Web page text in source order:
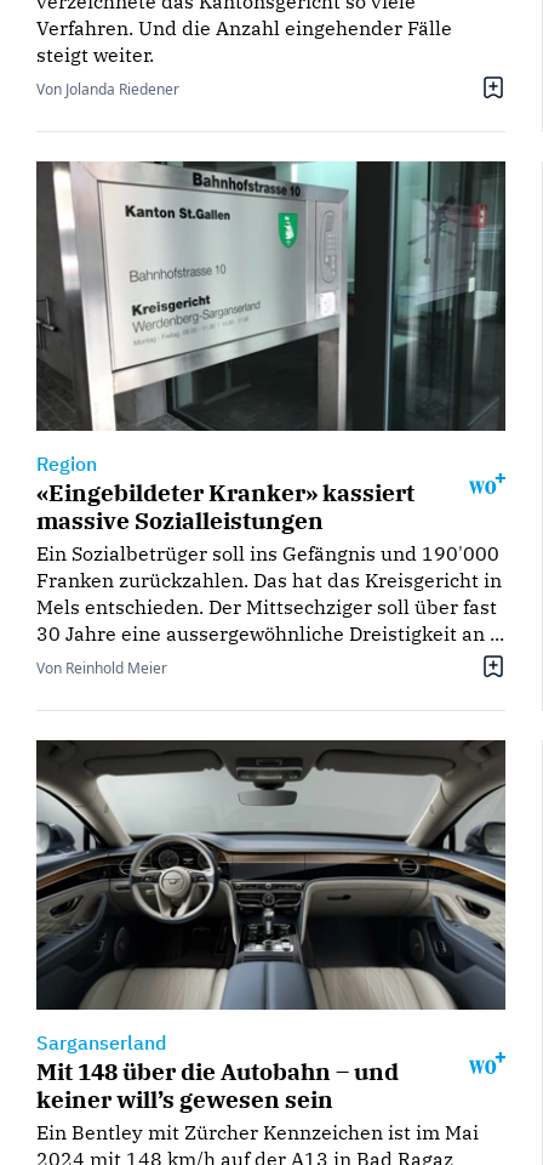
Verfahren. Und die Anzahl eingehender Fälle
steigt weiter.
Von Jolanda Riedener
Region
«Eingebildeter Kranker» kassiert
massive Sozialleistungen
Ein Sozialbetrüger soll ins Gefängnis und 190'000
Franken zurückzahlen. Das hat das Kreisgericht in
Mels entschieden. Der Mittsechziger soll über fast
30 Jahre eine aussergewöhnliche Dreistigkeit an ...
Von Reinhold Meier
Sarganserland
Mit 148 über die Autobahn – und
keiner will’s gewesen sein
Ein Bentley mit Zürcher Kennzeichen ist im Mai
2024 mit 148 km/h auf der A13 in Bad Ragaz